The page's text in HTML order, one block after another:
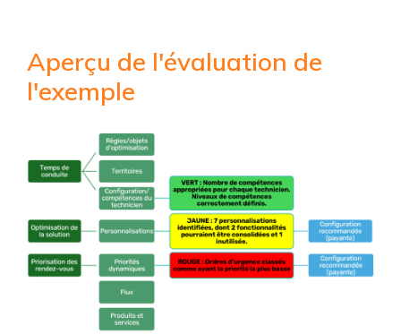
Aperçu de l'évaluation de
l'exemple